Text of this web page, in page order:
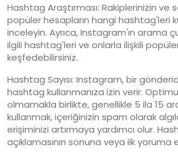
Hashtag Araştırması: Rakiplerinizin ve
popüler hesapların hangi hashtag'leri
inceleyin. Ayrıca, Instagram'ın arama
ilgili hashtag'leri ve onlarla ilişkili
keşfedebilirsiniz.
Hashtag Sayısı: Instagram, bir
hashtag kullanmanıza izin verir.
olmamakla birlikte, genellikle 5 ila 15
kullanmak, içeriğinizin spam olarak
erişiminizi artırmaya yardımcı olur.
açıklamasının sonuna veya ilk yoruma